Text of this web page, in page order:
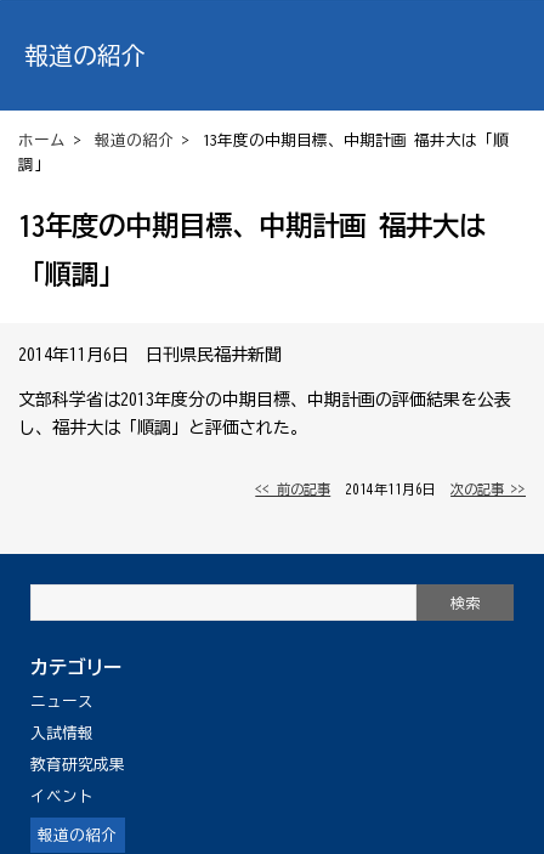
報道の紹介
ホーム > 報道の紹介 > 13年度の中期目標、中期計画 福井大は「順
調」
13年度の中期目標、中期計画 福井大は
「順調」
2014年11月6日 日刊県民福井新聞
文部科学省は2013年度分の中期目標、中期計画の評価結果を公表
し、福井大は「順調」と評価された。
<< 前の記事 │ 2014年11月6日 │次の記事 >>
カテゴリー
ニュース
入試情報
教育研究成果
イベント
報道の紹介